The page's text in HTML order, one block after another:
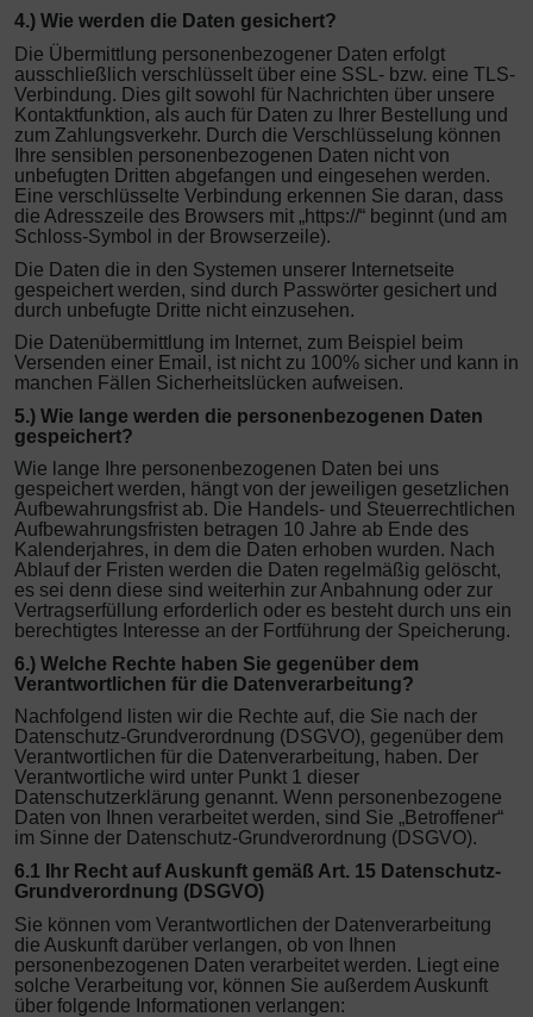
4.) Wie werden die Daten gesichert?
Die Übermittlung personenbezogener Daten erfolgt
ausschließlich verschlüsselt über eine SSL- bzw. eine TLS-
Verbindung. Dies gilt sowohl für Nachrichten über unsere
Kontaktfunktion, als auch für Daten zu Ihrer Bestellung und
zum Zahlungsverkehr. Durch die Verschlüsselung können
Ihre sensiblen personenbezogenen Daten nicht von
unbefugten Dritten abgefangen und eingesehen werden.
Eine verschlüsselte Verbindung erkennen Sie daran, dass
die Adresszeile des Browsers mit „https://“ beginnt (und am
Schloss-Symbol in der Browserzeile).
Die Daten die in den Systemen unserer Internetseite
gespeichert werden, sind durch Passwörter gesichert und
durch unbefugte Dritte nicht einzusehen.
Die Datenübermittlung im Internet, zum Beispiel beim
Versenden einer Email, ist nicht zu 100% sicher und kann in
manchen Fällen Sicherheitslücken aufweisen.
5.) Wie lange werden die personenbezogenen Daten
gespeichert?
Wie lange Ihre personenbezogenen Daten bei uns
gespeichert werden, hängt von der jeweiligen gesetzlichen
Aufbewahrungsfrist ab. Die Handels- und Steuerrechtlichen
Aufbewahrungsfristen betragen 10 Jahre ab Ende des
Kalenderjahres, in dem die Daten erhoben wurden. Nach
Ablauf der Fristen werden die Daten regelmäßig gelöscht,
es sei denn diese sind weiterhin zur Anbahnung oder zur
Vertragserfüllung erforderlich oder es besteht durch uns ein
berechtigtes Interesse an der Fortführung der Speicherung.
6.) Welche Rechte haben Sie gegenüber dem
Verantwortlichen für die Datenverarbeitung?
Nachfolgend listen wir die Rechte auf, die Sie nach der
Datenschutz-Grundverordnung (DSGVO), gegenüber dem
Verantwortlichen für die Datenverarbeitung, haben. Der
Verantwortliche wird unter Punkt 1 dieser
Datenschutzerklärung genannt. Wenn personenbezogene
Daten von Ihnen verarbeitet werden, sind Sie „Betroffener“
im Sinne der Datenschutz-Grundverordnung (DSGVO).
6.1 Ihr Recht auf Auskunft gemäß Art. 15 Datenschutz-
Grundverordnung (DSGVO)
Sie können vom Verantwortlichen der Datenverarbeitung
die Auskunft darüber verlangen, ob von Ihnen
personenbezogenen Daten verarbeitet werden. Liegt eine
solche Verarbeitung vor, können Sie außerdem Auskunft
über folgende Informationen verlangen: